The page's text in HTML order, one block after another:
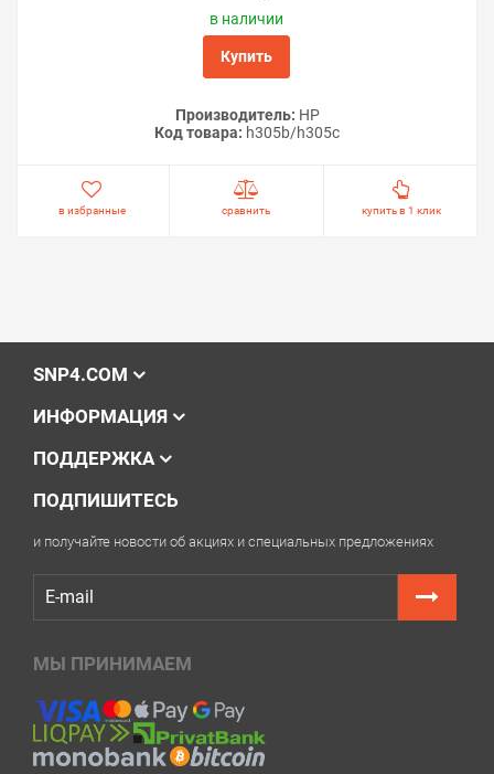
в наличии
Купить
Производитель: HP
Код товара: h305b/h305c
в избранные сравнить купить в 1 клик
SNP4.COM
ИНФОРМАЦИЯ
ПОДДЕРЖКА
ПОДПИШИТЕСЬ
и получайте новости об акциях и специальных предложениях
МЫ ПРИНИМАЕМ